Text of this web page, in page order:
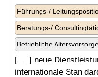
Führungs-/
Beratungs-/
Betriebliche Altersvorsorge
[. .. ] neue
internationale Stan